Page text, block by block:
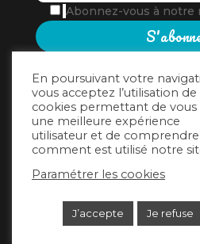
Abonnez-vous à
Accès
© 2022 – ACVE - Site réalisé par
CGU &
En poursuivant votre
vous acceptez l’utilisation de
cookies permettant de vous
une meilleure expérience
utilisateur et de comprendre
comment est utilisé notre
Paramétrer les cookies
J’accepte Je refuse